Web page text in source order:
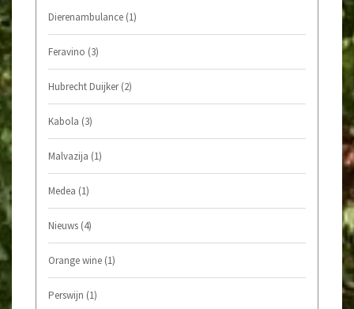
Dierenambulance (1)
Feravino (3)
Hubrecht Duijker(2)
Kabola (3)
Malvazija (1)
Medea (1)
Nieuws (4)
Orange wine (1)
Perswijn (1)